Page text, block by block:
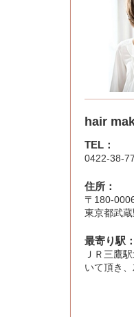
hair
TEL：
0422-38-
住所：
〒180-
東京都武
最寄り駅：
ＪＲ三鷹
いて頂き